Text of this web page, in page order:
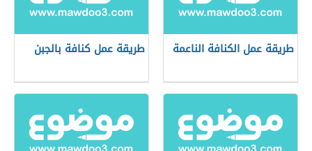
طريقة عمل الكنافة الناعمة طريقة عمل كنافة بالجبن